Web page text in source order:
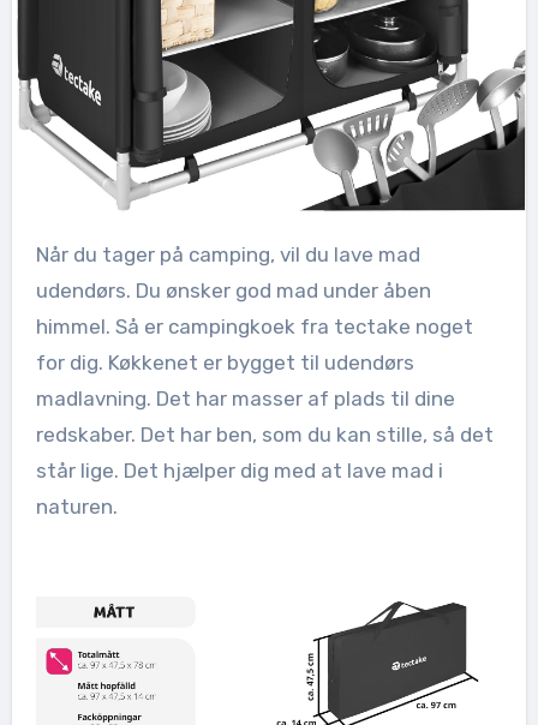
Når du tager på camping, vil du lave mad
udendørs. Du ønsker god mad under åben
himmel. Så er campingkoek fra tectake noget
for dig. Køkkenet er bygget til udendørs
madlavning. Det har masser af plads til dine
redskaber. Det har ben, som du kan stille, så det
står lige. Det hjælper dig med at lave mad i
naturen.